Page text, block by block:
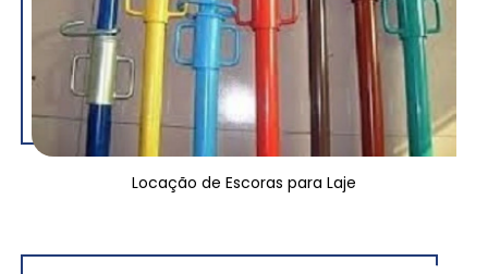
Locação de Escoras para Laje